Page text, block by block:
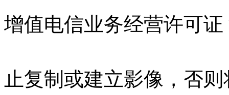
增值电信业务经营许可证
止复制或建立影像，否